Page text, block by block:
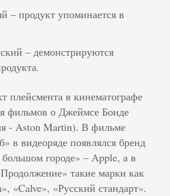
– продукт упоминается в
– демонстрируются
плейсмента в кинематографе
фильмов о Джеймсе Бонде
- Aston Martin). В фильме
в видеоряде появлялся бренд
городе» – Apple, а в
такие марки как
«Calve», «Русский стандарт».